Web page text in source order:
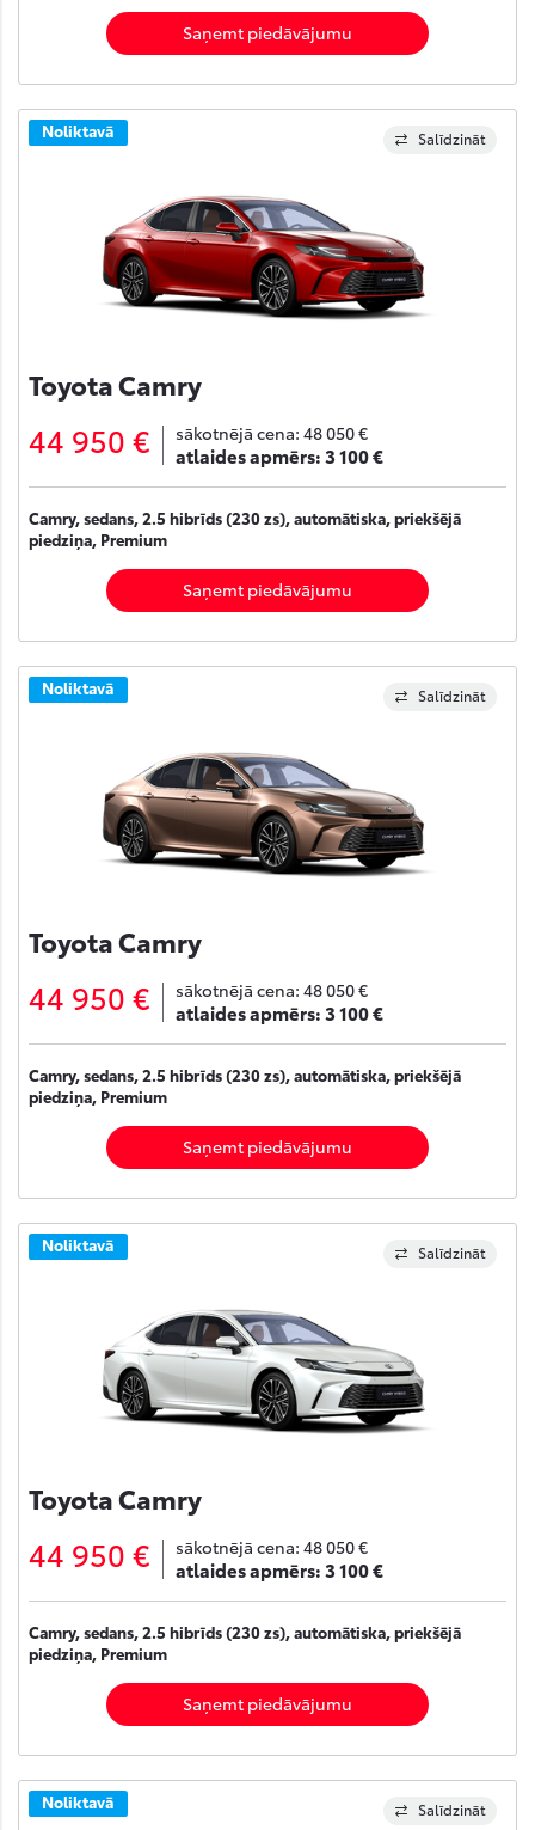
Saņemt piedāvājumu
Salīdzināt
Noliktavā
Toyota Camry
44 950 € sākotnējā cena: 48 050 €
atlaides apmērs:3 100 €
Camry, sedans, 2.5 hibrīds (230 zs), automātiska, priekšējā
piedziņa, Premium
Saņemt piedāvājumu
Salīdzināt
Noliktavā
Toyota Camry
44 950 € sākotnējā cena: 48 050 €
atlaides apmērs:3 100 €
Camry, sedans, 2.5 hibrīds (230 zs), automātiska, priekšējā
piedziņa, Premium
Saņemt piedāvājumu
Salīdzināt
Noliktavā
Toyota Camry
44 950 € sākotnējā cena: 48 050 €
atlaides apmērs:3 100 €
Camry, sedans, 2.5 hibrīds (230 zs), automātiska, priekšējā
piedziņa, Premium
Saņemt piedāvājumu
Salīdzināt
Noliktavā